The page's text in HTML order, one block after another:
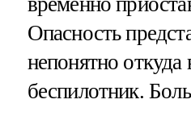
Опасность
непонятно откуда
беспилотник.